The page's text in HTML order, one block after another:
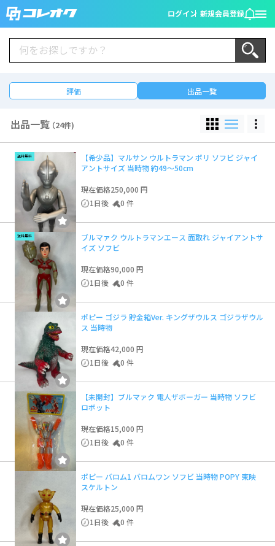
ログイン 新規会員登録
評価 出品一覧
出品一覧（24件)
送料無料
【希少品】マルサン ウルトラマン ポリ ソフビ ジャイ
アントサイズ 当時物 約49〜50cm
現在価格250,000 円
1日後
0 件
送料無料
ブルマァク ウルトラマンエース 面取れ ジャイアントサ
イズ ソフビ
現在価格90,000 円
1日後
0 件
ポピー ゴジラ 貯金箱Ver. キングザウルス ゴジラザウル
ス 当時物
現在価格42,000 円
1日後
0 件
【未開封】ブルマァク 電人ザボーガー 当時物 ソフビ
ロボット
現在価格15,000 円
1日後
0 件
ポピー バロム1 バロムワン ソフビ 当時物 POPY 東映
スケルトン
現在価格25,000 円
1日後
0 件